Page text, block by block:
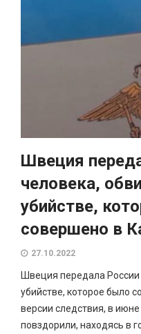
Швеция
человека,
убийстве,
совершено в
27.10.2022
Швеция передала России
убийстве, которое было
версии следствия, в
повздорили, находясь в